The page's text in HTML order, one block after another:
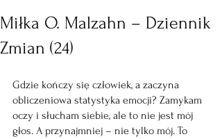
Miłka O. Malzahn – Dziennik
Zmian (24)
Gdzie kończy się człowiek, a zaczyna
obliczeniowa statystyka emocji? Zamykam
oczy i słucham siebie, ale to nie jest mój
głos. A przynajmniej – nie tylko mój. To